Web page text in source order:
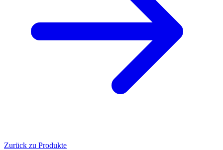
Zurück zu Produkte